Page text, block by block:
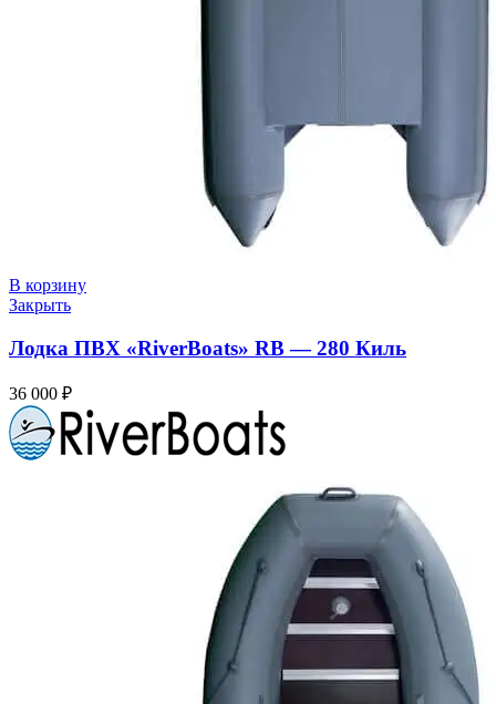
В корзину
Закрыть
Лодка ПВХ «RiverBoats» RB — 280 Киль
36 000 ₽